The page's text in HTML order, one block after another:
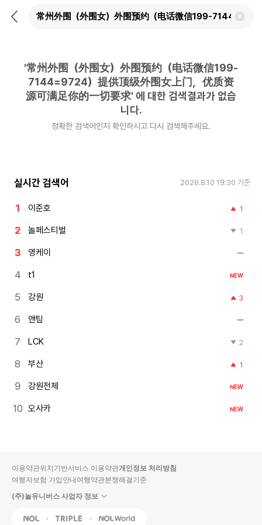
뒤
검
'常州外围（外围女）外围预约（电话微信199-
7144=9724）提供顶级外围女上门，优质资
源可满足你的一切要求' 에 대한 검색결과가 없습
니다.
정확한 검색어인지 확인하시고 다시 검색해주세요.
실시간 검색어 2026.8.10 19:30 기준
이준호 1
놀페스티벌 1
영케이
t1 NEW
강원 3
앤팀
LCK 2
부산 1
강원전체 NEW
오사카 NEW
이용약관위치기반서비스 이용약관개인정보 처리방침
여행자보험 가입안내여행약관분쟁해결기준
(주)놀유니버스 사업자 정보
NOL Triple Interpark Global